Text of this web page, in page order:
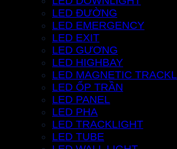
LED ĐƯỜNG
LED EMERGENCY
LED EXIT
LED GƯƠNG
LED HIGHBAY
LED MAGNETIC
LED ỐP TRẦN
LED PANEL
LED PHA
LED TRACKLIGHT
LED TUBE